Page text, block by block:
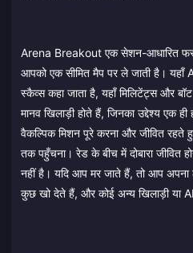
Arena Breakout एक सेशन-आधारित
आपको एक सीमित मैप पर ले जाती है। यहाँ
स्कैव्स कहा जाता है, यहाँ मिलिटेंट्स और
मानव खिलाड़ी होते हैं, जिनका उद्देश्य एक ही
वैकल्पिक मिशन पूरे करना और जीवित रहते
तक पहुँचना। रेड के बीच में दोबारा जीवित
नहीं है। यदि आप मर जाते हैं, तो आप
कुछ खो देते हैं, और कोई अन्य खिलाड़ी या